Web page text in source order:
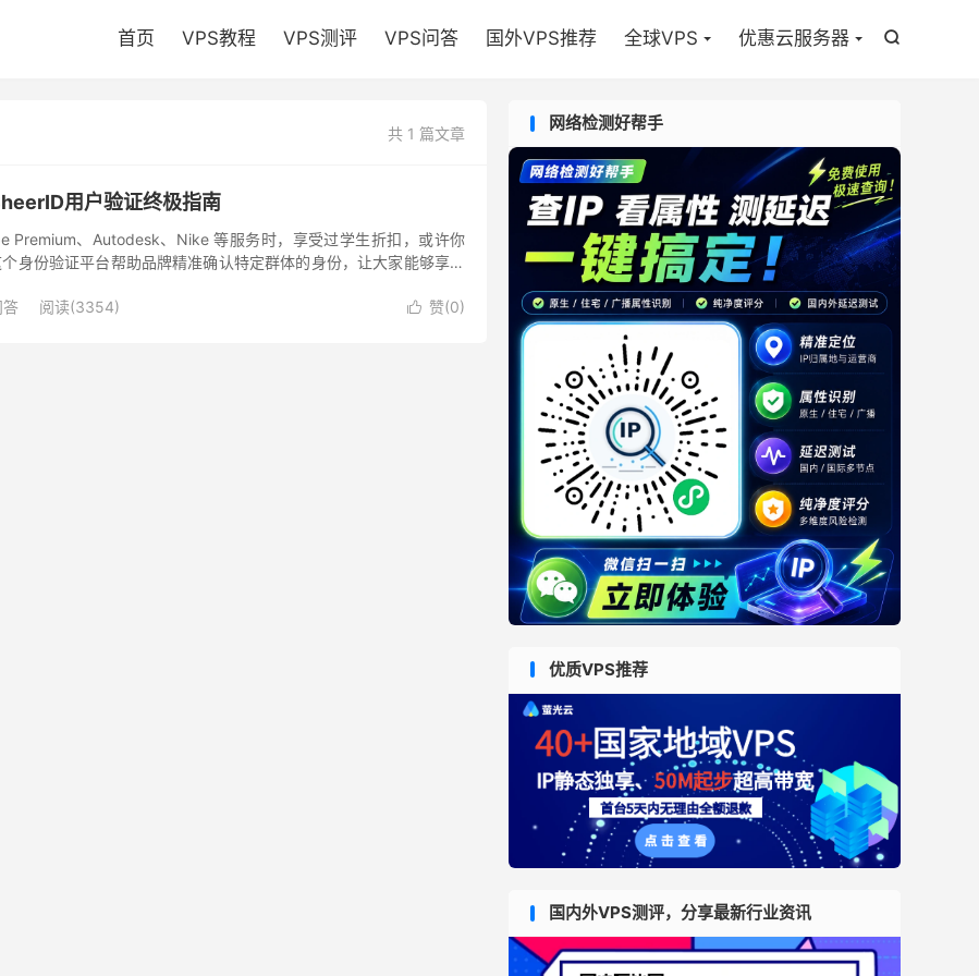

首页 VPS教程 VPS测评 VPS问答 国外VPS推荐 全球VPS 优惠云服务器
共 1 篇文章
用户验证终极指南
Premium、Autodesk、Nike 等服务时，享受过学生折扣，或许你
身份验证平台帮助品牌精准确认特定群体的身份，让大家能够享受
 赞(0)
答 阅读(3354)
网络检测好帮手
优质VPS推荐
国内外VPS测评，分享最新行业资讯